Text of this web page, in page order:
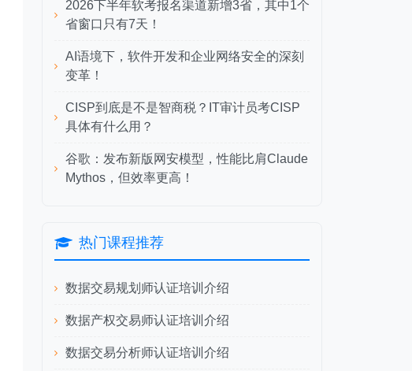
2026下半年软考报名渠道新增3省，其中1个
省窗口只有7天！
AI语境下，软件开发和企业网络安全的深刻
变革！
CISP到底是不是智商税？IT审计员考CISP
具体有什么用？
谷歌：发布新版网安模型，性能比肩Claude
Mythos，但效率更高！
热门课程推荐
数据交易规划师认证培训介绍
数据产权交易师认证培训介绍
数据交易分析师认证培训介绍